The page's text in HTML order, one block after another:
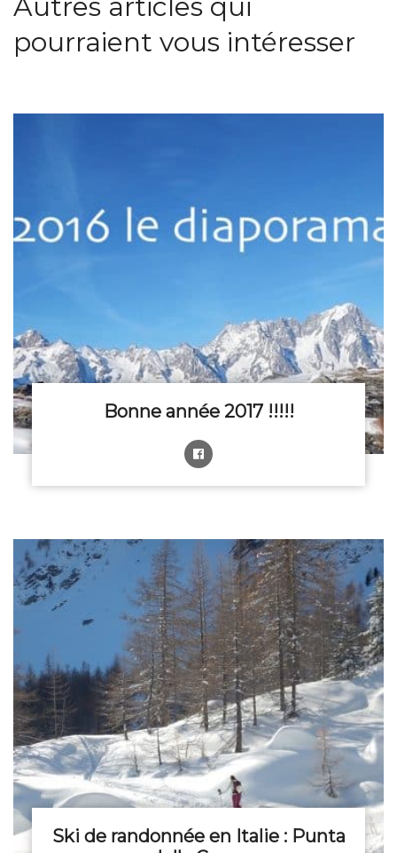
Autres articles qui
pourraient vous intéresser
Bonne année 2017 !!!!!
Ski de randonnée en Italie : Punta